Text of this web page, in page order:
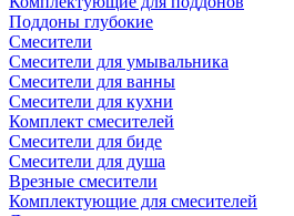
Поддоны глубокие
Смесители
Смесители для умывальника
Смесители для ванны
Смесители для кухни
Комплект смесителей
Смесители для биде
Смесители для душа
Врезные смесители
Комплектующие для смесителей